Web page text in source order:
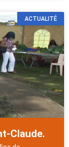
ACTUALITÉ
Claude.